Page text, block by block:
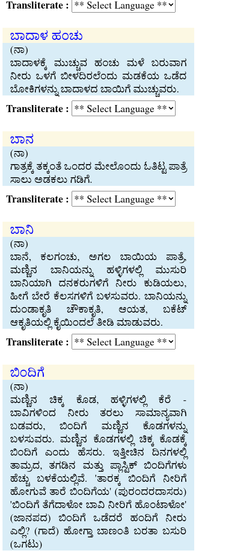
:
ಬಾದಾಳ ಹಂಚು
(ನಾ)
ಬಾದಾಳಕ್ಕೆ ಮುಚ್ಚುವ ಹಂಚು ಮಳೆ ಬರುವಾಗ
ನೀರು ಒಳಗೆ ಬೀಳದಿರಲೆಂದು ಮಡಕೆಯ ಒಡೆದ
ಬೋಕಿಗಳನ್ನು ಬಾದಾಳದ ಬಾಯಿಗೆ ಮುಚ್ಚುವರು.
:
ಬಾನ
(ನಾ)
ಗಾತ್ರಕ್ಕೆ ತಕ್ಕಂತೆ ಒಂದರ ಮೇಲೊಂದು ಓತಿಟ್ಟ ಪಾತ್ರೆ
ಸಾಲು ಅಡಕಲು ಗಡಿಗೆ.
:
ಬಾನಿ
(ನಾ)
ಬಾನೆ, ಕಲಗಂಚು, ಅಗಲ ಬಾಯಿಯ ಪಾತ್ರೆ,
ಮಣ್ಣಿನ ಬಾನಿಯನ್ನು ಹಳ್ಳಿಗಳಲ್ಲಿ ಮುಸುರಿ
ಬಾನಿಯಾಗಿ ದನಕರುಗಳಿಗೆ ನೀರು ಕುಡಿಯಲು,
ಹೀಗೆ ಬೇರೆ ಕೆಲಸಗಳಿಗೆ ಬಳಸುವರು. ಬಾನಿಯನ್ನು
ದುಂಡಾಕೃತಿ ಚೌಕಾಕೃತಿ, ಆಯತ, ಬಕೆಟ್
ಆಕೃತಿಯಲ್ಲಿ ಕೈಯಿಂದಲೆ ತೀಡಿ ಮಾಡುವರು.
:
ಬಿಂದಿಗೆ
(ನಾ)
ಮಣ್ಣಿನ ಚಿಕ್ಕ ಕೊಡ, ಹಳ್ಳಿಗಳಲ್ಲಿ ಕೆರೆ -
ಬಾವಿಗಳಿಂದ ನೀರು ತರಲು ಸಾಮಾನ್ಯವಾಗಿ
ಬಡವರು, ಬಿಂದಿಗೆ ಮಣ್ಣಿನ ಕೊಡಗಳನ್ನು
ಬಳಸುವರು. ಮಣ್ಣಿನ ಕೊಡಗಳಲ್ಲಿ ಚಿಕ್ಕ ಕೊಡಕ್ಕೆ
ಬಿಂದಿಗೆ ಎಂದು ಹೆಸರು. ಇತ್ತೀಚಿನ ದಿನಗಳಲ್ಲಿ
ತಾಮ್ರದ, ತಗಡಿನ ಮತ್ತು ಪ್ಲಾಸ್ಟಿಕ್ ಬಿಂದಿಗೆಗಳು
ಹೆಚ್ಚು ಬಳಕೆಯಲ್ಲಿವೆ. 'ತಾರಕ್ಕ ಬಿಂದಿಗೆ ನೀರಿಗೆ
ಹೋಗುವೆ ತಾರೆ ಬಿಂದಿಗೆಯ' (ಪುರಂದರದಾಸರು)
'ಬಿಂದಿಗೆ ತೆಗೆದಾಳೋ ಬಾವಿ ನೀರಿಗೆ ಹೊಂಟಾಳೋ'
(ಜಾನಪದ) ಬಿಂದಿಗೆ ಒಡೆದರೆ ಹಂದಿಗೆ ನೀರು
ಎಲ್ಲಿ? (ಗಾದೆ) ಹೋಗ್ತಾ ಬಾಣಂತಿ ಬರತಾ ಬಸುರಿ
(ಒಗಟು)